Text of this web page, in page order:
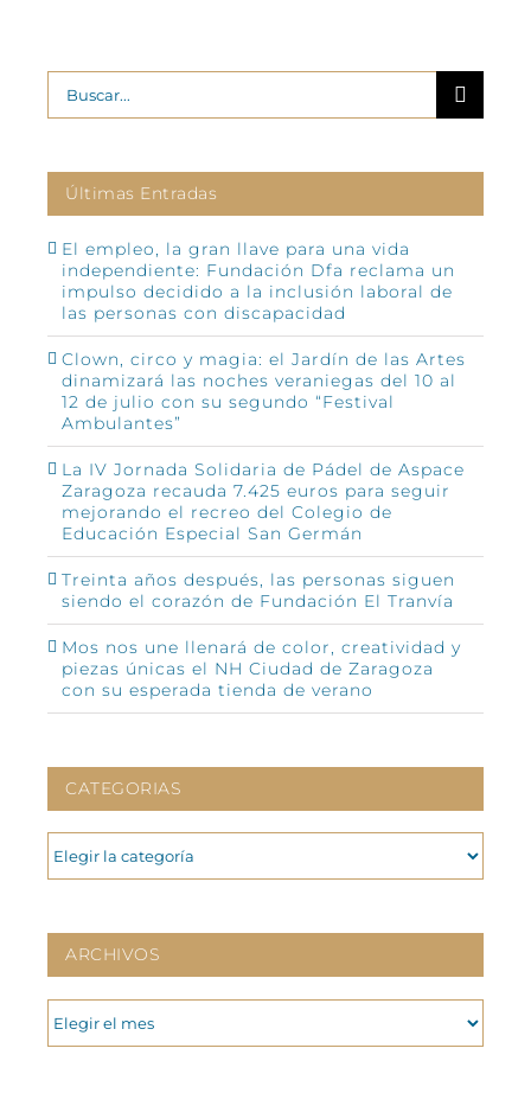
Buscar:
Últimas Entradas
El empleo, la gran llave para una vida
independiente: Fundación Dfa reclama un
impulso decidido a la inclusión laboral de
las personas con discapacidad
Clown, circo y magia: el Jardín de las Artes
dinamizará las noches veraniegas del 10 al
12 de julio con su segundo “Festival
Ambulantes”
La IV Jornada Solidaria de Pádel de Aspace
Zaragoza recauda 7.425 euros para seguir
mejorando el recreo del Colegio de
Educación Especial San Germán
Treinta años después, las personas siguen
siendo el corazón de Fundación El Tranvía
Mos nos une llenará de color, creatividad y
piezas únicas el NH Ciudad de Zaragoza
con su esperada tienda de verano
CATEGORIAS
CATEGORIAS
ARCHIVOS
ARCHIVOS